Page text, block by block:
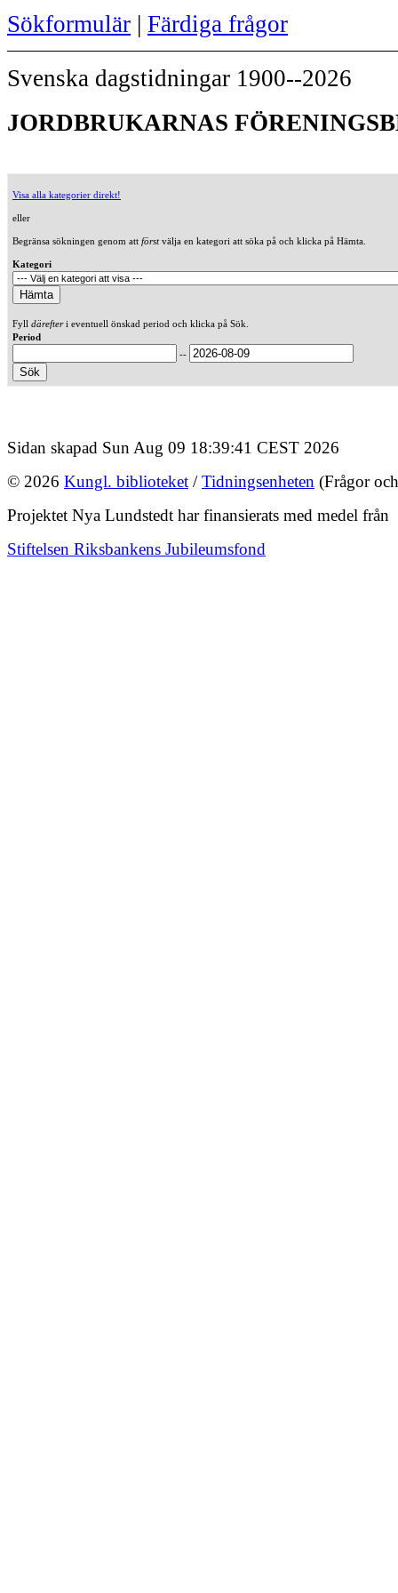
Sökformulär | Färdiga frågor
Svenska dagstidningar 1900--2026
JORDBRUKARNAS
Visa alla kategorier direkt!
eller
Begränsa sökningen genom att förstvälja en kategori att söka på och klicka på Hämta.
Kategori
Fyll därefteri eventuell önskad period och klicka på Sök.
Period
--
Sidan skapad Sun Aug 09 18:39:41 CEST 2026
© 2026 Kungl. biblioteket /Tidningsenheten (Frågor
Projektet Nya Lundstedt har finansierats med medel från
Stiftelsen Riksbankens Jubileumsfond